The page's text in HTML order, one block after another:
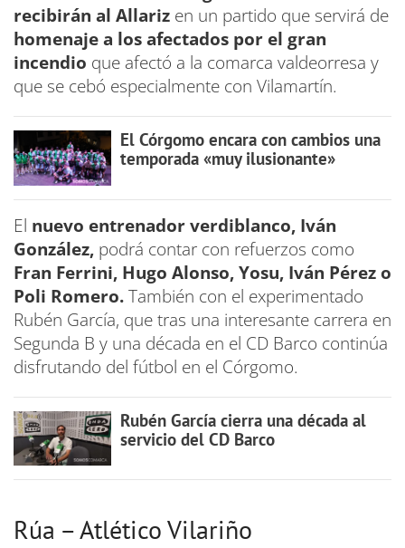
recibirán al Allariz en un partido que servirá de
homenaje a los afectados por el gran
incendio que afectó a la comarca valdeorresa y
que se cebó especialmente con Vilamartín.
El Córgomo encara con cambios una
temporada «muy ilusionante»
El nuevo entrenador verdiblanco, Iván
González, podrá contar con refuerzos como
Fran Ferrini, Hugo Alonso, Yosu, Iván Pérez o
Poli Romero.También con el experimentado
Rubén García, que tras una interesante carrera en
Segunda B y una década en el CD Barco continúa
disfrutando del fútbol en el Córgomo.
Rubén García cierra una década al
servicio del CD Barco
Rúa – Atlético Vilariño